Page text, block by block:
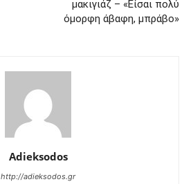
μακιγιάζ – «Είσαι πολύ
όμορφη άβαφη, μπράβο»
Adieksodos
http://adieksodos.gr